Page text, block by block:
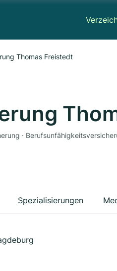
Thomas Freistedt
Spezialisierungen